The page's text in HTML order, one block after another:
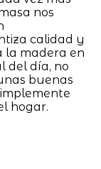
nos
calidad y
la madera en
del día, no
buenas
hogar.